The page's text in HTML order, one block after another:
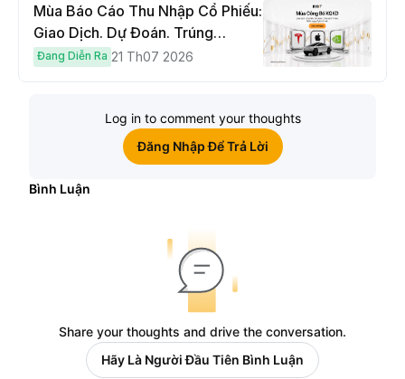
Mùa Báo Cáo Thu Nhập Cổ Phiếu:
Giao Dịch. Dự Đoán. Trúng
Cybertruck!
Đang Diễn Ra 21 Th07 2026
Log in to comment your thoughts
Đăng Nhập Để Trả Lời
Bình Luận
Share your thoughts and drive the conversation.
Hãy Là Người Đầu Tiên Bình Luận